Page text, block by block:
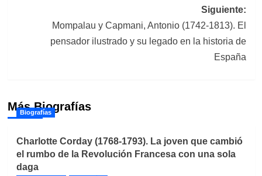
Siguiente:
Mompalau y Capmani, Antonio (1742-1813). El
pensador ilustrado y su legado en la historia de
España
Más Biografías
Biografías
Charlotte Corday (1768-1793). La joven que cambió
el rumbo de la Revolución Francesa con una sola
daga